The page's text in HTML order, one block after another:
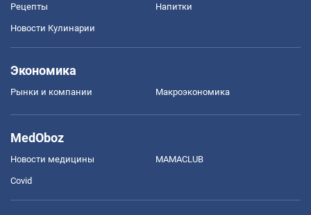
Рецепты Напитки
Новости Кулинарии
Экономика
Рынки и компании Mакроэкономика
MedOboz
Новости медицины MAMACLUB
Covid